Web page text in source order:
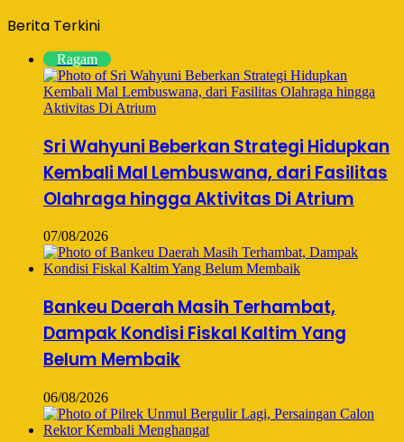
Berita Terkini
Ragam
Sri Wahyuni Beberkan Strategi Hidupkan
Kembali Mal Lembuswana, dari Fasilitas
Olahraga hingga Aktivitas Di Atrium
07/08/2026
Bankeu Daerah Masih Terhambat,
Dampak Kondisi Fiskal Kaltim Yang
Belum Membaik
06/08/2026